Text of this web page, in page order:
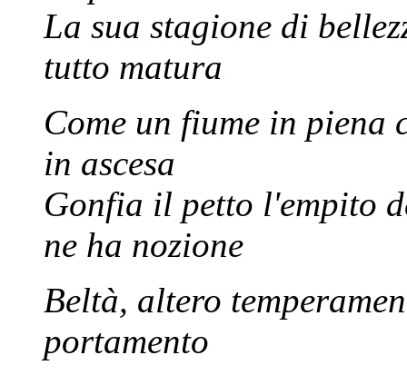
La sua stagione di
tutto matura
Come un fiume in piena
in ascesa
Gonfia il petto l'empito
ne ha nozione
Beltà, altero
portamento